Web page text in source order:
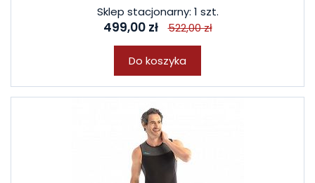
Sklep stacjonarny: 1 szt.
499,00 zł 522,00 zł
Do koszyka